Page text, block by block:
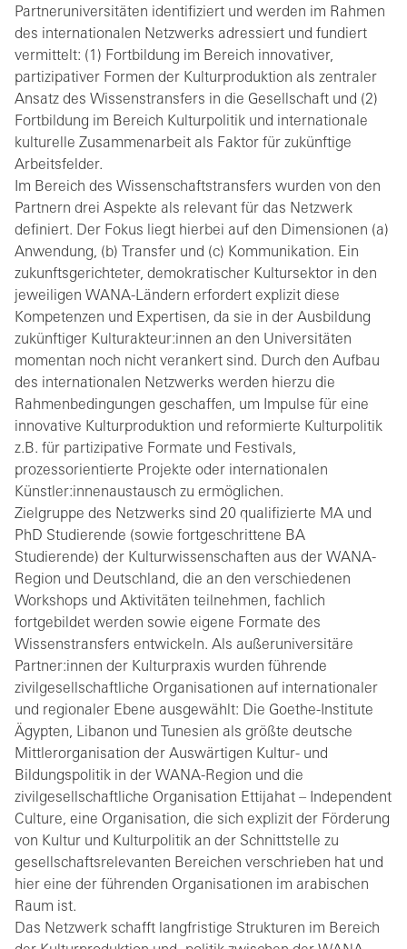
Partneruniversitäten identifiziert und werden im Rahmen
des internationalen Netzwerks adressiert und fundiert
vermittelt: (1) Fortbildung im Bereich innovativer,
partizipativer Formen der Kulturproduktion als zentraler
Ansatz des Wissenstransfers in die Gesellschaft und (2)
Fortbildung im Bereich Kulturpolitik und internationale
kulturelle Zusammenarbeit als Faktor für zukünftige
Arbeitsfelder.
Im Bereich des Wissenschaftstransfers wurden von den
Partnern drei Aspekte als relevant für das Netzwerk
definiert. Der Fokus liegt hierbei auf den Dimensionen (a)
Anwendung, (b) Transfer und (c) Kommunikation. Ein
zukunftsgerichteter, demokratischer Kultursektor in den
jeweiligen WANA-Ländern erfordert explizit diese
Kompetenzen und Expertisen, da sie in der Ausbildung
zukünftiger Kulturakteur:innen an den Universitäten
momentan noch nicht verankert sind. Durch den Aufbau
des internationalen Netzwerks werden hierzu die
Rahmenbedingungen geschaffen, um Impulse für eine
innovative Kulturproduktion und reformierte Kulturpolitik
z.B. für partizipative Formate und Festivals,
prozessorientierte Projekte oder internationalen
Künstler:innenaustausch zu ermöglichen.
Zielgruppe des Netzwerks sind 20 qualifizierte MA und
PhD Studierende (sowie fortgeschrittene BA
Studierende) der Kulturwissenschaften aus der WANA-
Region und Deutschland, die an den verschiedenen
Workshops und Aktivitäten teilnehmen, fachlich
fortgebildet werden sowie eigene Formate des
Wissenstransfers entwickeln. Als außeruniversitäre
Partner:innen der Kulturpraxis wurden führende
zivilgesellschaftliche Organisationen auf internationaler
und regionaler Ebene ausgewählt: Die Goethe-Institute
Ägypten, Libanon und Tunesien als größte deutsche
Mittlerorganisation der Auswärtigen Kultur- und
Bildungspolitik in der WANA-Region und die
zivilgesellschaftliche Organisation Ettijahat – Independent
Culture, eine Organisation, die sich explizit der Förderung
von Kultur und Kulturpolitik an der Schnittstelle zu
gesellschaftsrelevanten Bereichen verschrieben hat und
hier eine der führenden Organisationen im arabischen
Raum ist.
Das Netzwerk schafft langfristige Strukturen im Bereich